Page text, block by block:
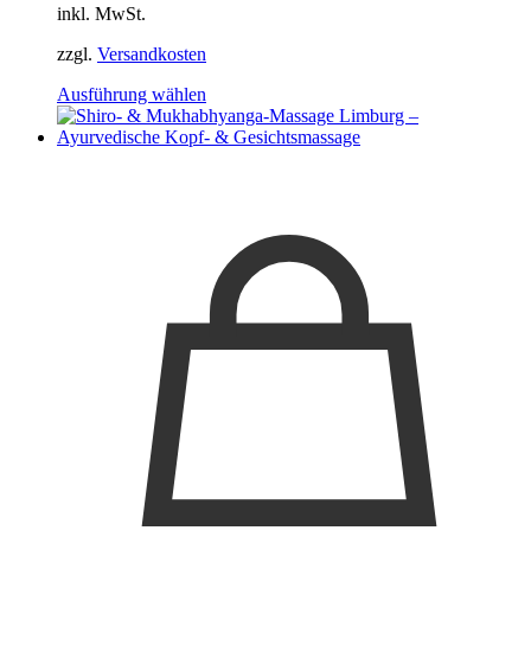
inkl. MwSt.
zzgl. Versandkosten
Ausführung wählen
Produkt
weist
Optionen
können
auf
der
Produktseite
gewählt